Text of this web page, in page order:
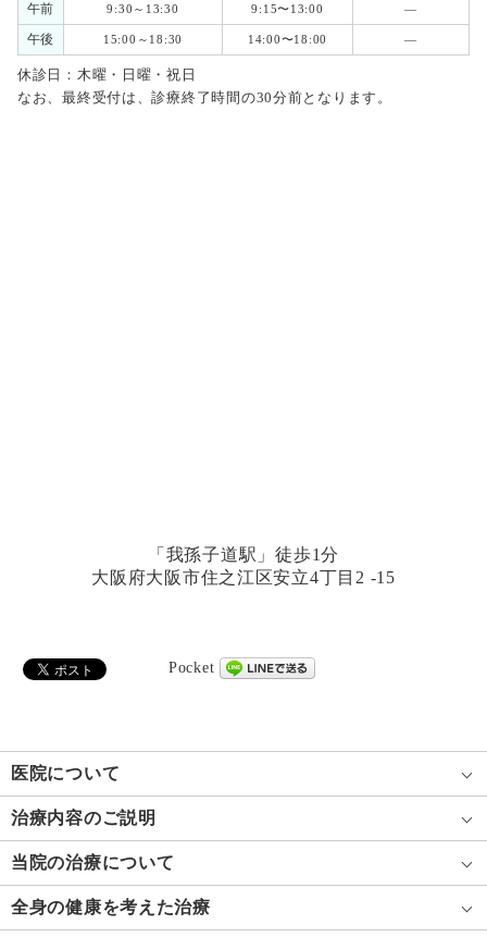
午前
9:30～13:30 9:15〜13:00 ―
午後 15:00～18:30 14:00〜18:00 ―
休診日：木曜・日曜・祝日
なお、最終受付は、診療終了時間の30分前となります。
「我孫子道駅」徒歩1分
大阪府大阪市住之江区安立4丁目2 -15
Pocket
医院について
治療内容のご説明
当院の治療について
全身の健康を考えた治療